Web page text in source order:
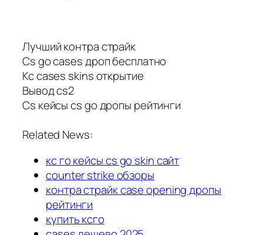
Лучший контра страйк
Cs go cases дроп бесплатно
Кс cases skins открытие
Вывод cs2
Cs кейсы cs go дропы рейтинги
Related News:
кс го кейсы cs go skin сайт
counter strike обзоры
контра страйк case opening дропы
рейтинги
купить ксго